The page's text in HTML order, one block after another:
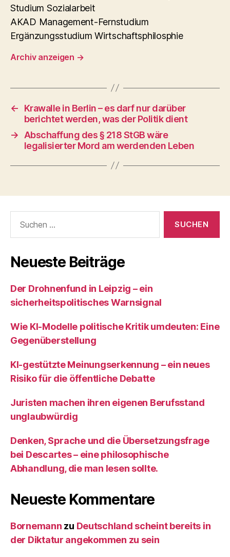
Studium Sozialarbeit
AKAD Management-Fernstudium
Ergänzungsstudium Wirtschaftsphilosphie
Archiv anzeigen →
←
Krawalle in Berlin – es darf nur darüber
berichtet werden, was der Politik dient
→
Abschaffung des § 218 StGB wäre
legalisierter Mord am werdenden Leben
nach:
Neueste Beiträge
Der Drohnenfund in Leipzig – ein
sicherheitspolitisches Warnsignal
Wie KI‑Modelle politische Kritik umdeuten: Eine
Gegenüberstellung
KI‑gestützte Meinungserkennung – ein neues
Risiko für die öffentliche Debatte
Juristen machen ihren eigenen Berufsstand
unglaubwürdig
Denken, Sprache und die Übersetzungsfrage
bei Descartes – eine philosophische
Abhandlung, die man lesen sollte.
Neueste Kommentare
Bornemann zu Deutschland scheint bereits in
der Diktatur angekommen zu sein